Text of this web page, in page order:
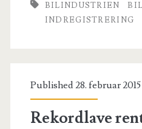
topfart
BILINDUSTRIEN
INDREGISTRERING
Published 28. februar
Rekordlave